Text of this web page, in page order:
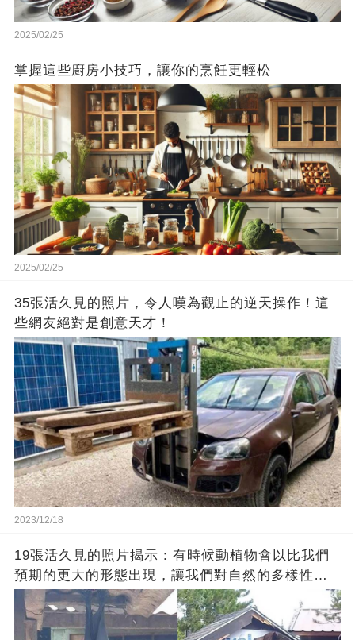
2025/02/25
掌握這些廚房小技巧，讓你的烹飪更輕松
2025/02/25
35張活久見的照片，令人嘆為觀止的逆天操作！這
些網友絕對是創意天才！
2023/12/18
19張活久見的照片揭示：有時候動植物會以比我們
預期的更大的形態出現，讓我們對自然的多樣性感
到驚嘆